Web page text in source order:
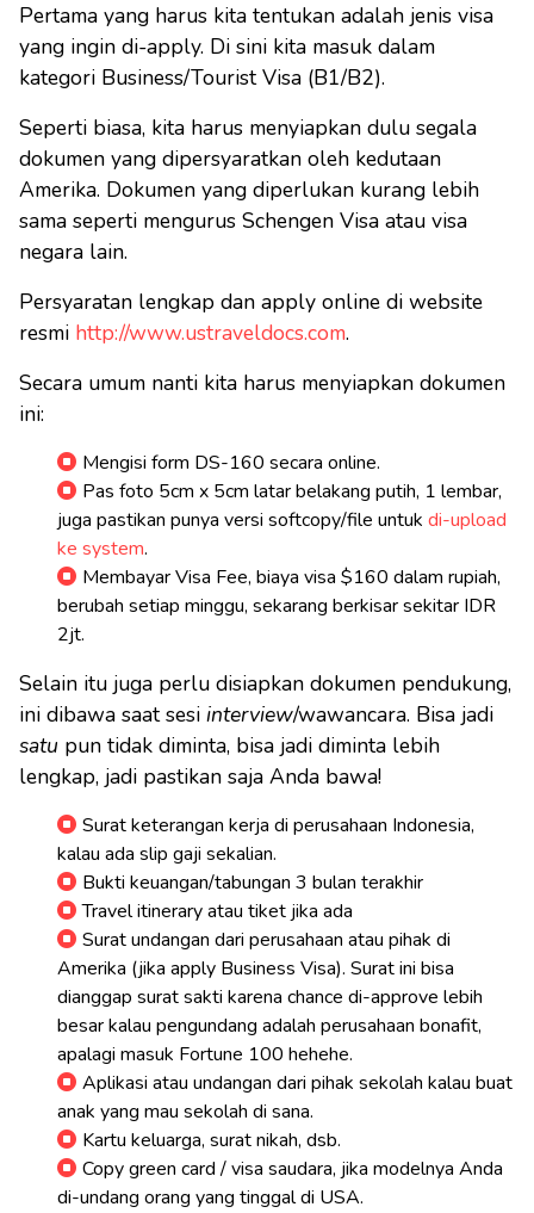
Pertama yang harus kita tentukan adalah jenis visa
yang ingin di-apply. Di sini kita masuk dalam
kategori Business/Tourist Visa (B1/B2).
Seperti biasa, kita harus menyiapkan dulu segala
dokumen yang dipersyaratkan oleh kedutaan
Amerika. Dokumen yang diperlukan kurang lebih
sama seperti mengurus Schengen Visa atau visa
negara lain.
Persyaratan lengkap dan apply online di website
resmi http://www.ustraveldocs.com.
Secara umum nanti kita harus menyiapkan dokumen
ini:
Mengisi form DS-160 secara online.
Pas foto 5cm x 5cm latar belakang putih, 1 lembar,
juga pastikan punya versi softcopy/file untuk di-upload
ke system.
Membayar Visa Fee, biaya visa $160 dalam rupiah,
berubah setiap minggu, sekarang berkisar sekitar IDR
2jt.
Selain itu juga perlu disiapkan dokumen pendukung,
ini dibawa saat sesi interview/wawancara. Bisa jadi
satu pun tidak diminta, bisa jadi diminta lebih
lengkap, jadi pastikan saja Anda bawa!
Surat keterangan kerja di perusahaan Indonesia,
kalau ada slip gaji sekalian.
Bukti keuangan/tabungan 3 bulan terakhir
Travel itinerary atau tiket jika ada
Surat undangan dari perusahaan atau pihak di
Amerika (jika apply Business Visa). Surat ini bisa
dianggap surat sakti karena chance di-approve lebih
besar kalau pengundang adalah perusahaan bonafit,
apalagi masuk Fortune 100 hehehe.
Aplikasi atau undangan dari pihak sekolah kalau buat
anak yang mau sekolah di sana.
Kartu keluarga, surat nikah, dsb.
Copy green card / visa saudara, jika modelnya Anda
di-undang orang yang tinggal di USA.